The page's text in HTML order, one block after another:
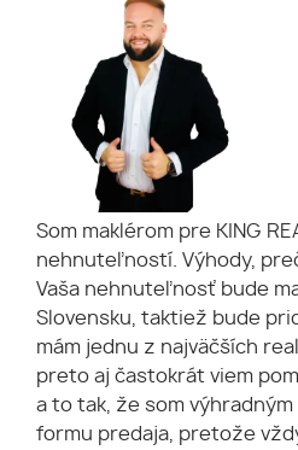
Som maklérom pre KING
nehnuteľností. Výhody,
Vaša nehnuteľnosť bude
Slovensku, taktiež bude
mám jednu z najväčších
preto aj častokrát viem
a to tak, že som
formu predaja, pretože